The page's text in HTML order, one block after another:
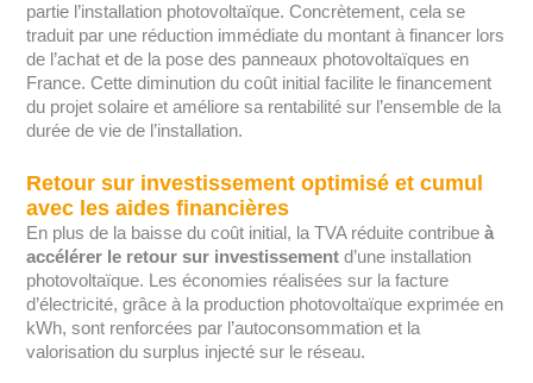
partie l’installation photovoltaïque. Concrètement, cela se
traduit par une réduction immédiate du montant à financer lors
de l’achat et de la pose des panneaux photovoltaïques en
France. Cette diminution du coût initial facilite le financement
du projet solaire et améliore sa rentabilité sur l’ensemble de la
durée de vie de l’installation.
Retour sur investissement optimisé et cumul
avec les aides financières
En plus de la baisse du coût initial, la TVA réduite contribueà
accélérer le retour sur investissement d’une installation
photovoltaïque. Les économies réalisées sur la facture
d’électricité, grâce à la production photovoltaïque exprimée en
kWh, sont renforcées par l’autoconsommation et la
valorisation du surplus injecté sur le réseau.